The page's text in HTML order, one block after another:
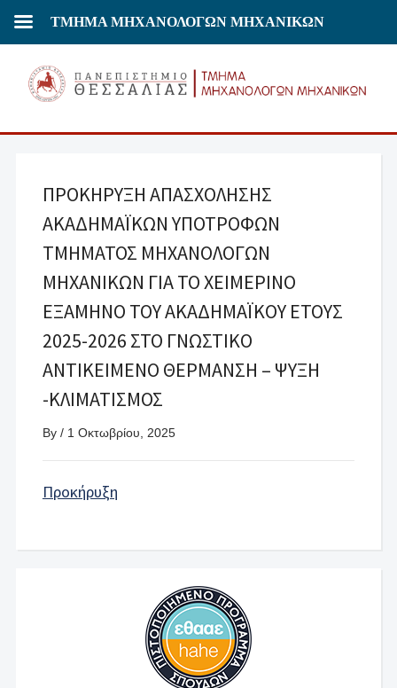
ΠΡΟΚΗΡΥΞΗ ΑΠΑΣΧΟΛΗΣΗΣ
ΑΚΑΔΗΜΑΪΚΩΝ ΥΠΟΤΡΟΦΩΝ
ΤΜΗΜΑΤΟΣ ΜΗΧΑΝΟΛΟΓΩΝ
ΜΗΧΑΝΙΚΩΝ ΓΙΑ ΤΟ ΧΕΙΜΕΡΙΝΟ
ΕΞΑΜΗΝΟ ΤΟΥ ΑΚΑΔΗΜΑΪΚΟΥ ΕΤΟΥΣ
2025-2026 ΣΤΟ ΓΝΩΣΤΙΚΟ
ΑΝΤΙΚΕΙΜΕΝΟ ΘΕΡΜΑΝΣΗ – ΨΥΞΗ
-ΚΛΙΜΑΤΙΣΜΟΣ
By / 1 Οκτωβρίου, 2025
Προκήρυξη
ΤΜΗΜΑ ΜΗΧΑΝΟΛΟΓΩΝ ΜΗΧΑΝΙΚΩΝ